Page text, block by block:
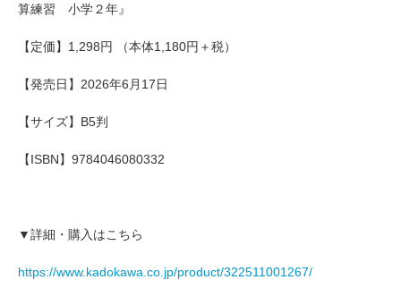
算練習 小学２年』
【定価】1,298円 （本体1,180円＋税）
【発売日】2026年6月17日
【サイズ】B5判
【ISBN】9784046080332
▼詳細・購入はこちら
https://www.kadokawa.co.jp/product/322511001267/